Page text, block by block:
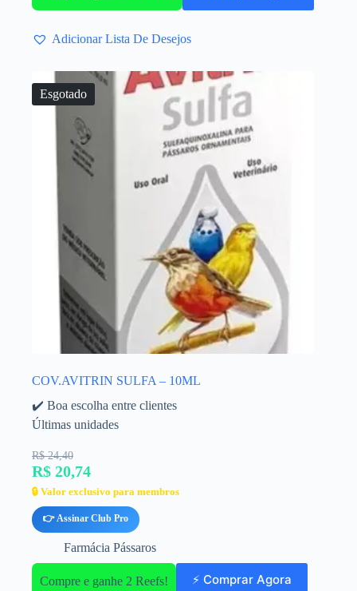
Adicionar Lista De Desejos
Esgotado
COV.AVITRIN SULFA – 10ML
✔️ Boa escolha entre clientes
Últimas unidades
R$ 24,40
R$ 20,74
🔒 Valor exclusivo para membros
👉 Assinar Club Pro
Farmácia Pássaros
Compre e ganhe 2 Reefs! ⚡ Comprar Agora